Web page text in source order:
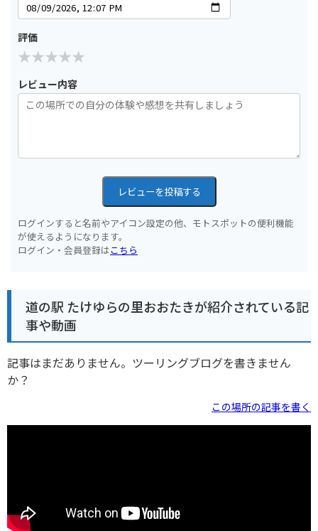
評価
レビュー内容
レビューを投稿する
ログインすると名前やアイコン設定の他、モトスポットの便利機能
が使えるようになります。
ログイン・会員登録はこちら
道の駅 たけゆらの里おおたきが紹介されている記
事や動画
記事はまだありません。ツーリングブログを書きません
か？
この場所の記事を書く